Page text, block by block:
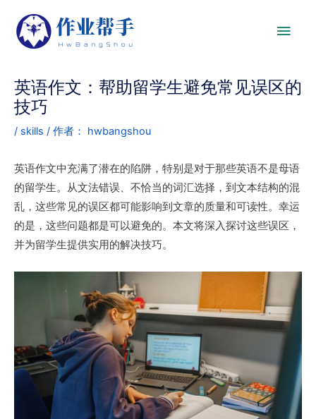
英语作文：帮助留学生避免常见误区的
技巧
/ skills / 作者： hwbangshou
英语作文中充满了潜在的陷阱，特别是对于那些英语不是母语
的留学生。从文法错误、不恰当的词汇选择，到文本结构的混
乱，这些常见的误区都可能影响到文章的质量和可读性。幸运
的是，这些问题都是可以避免的。本文将深入探讨这些误区，
并为留学生提供实用的解决技巧。